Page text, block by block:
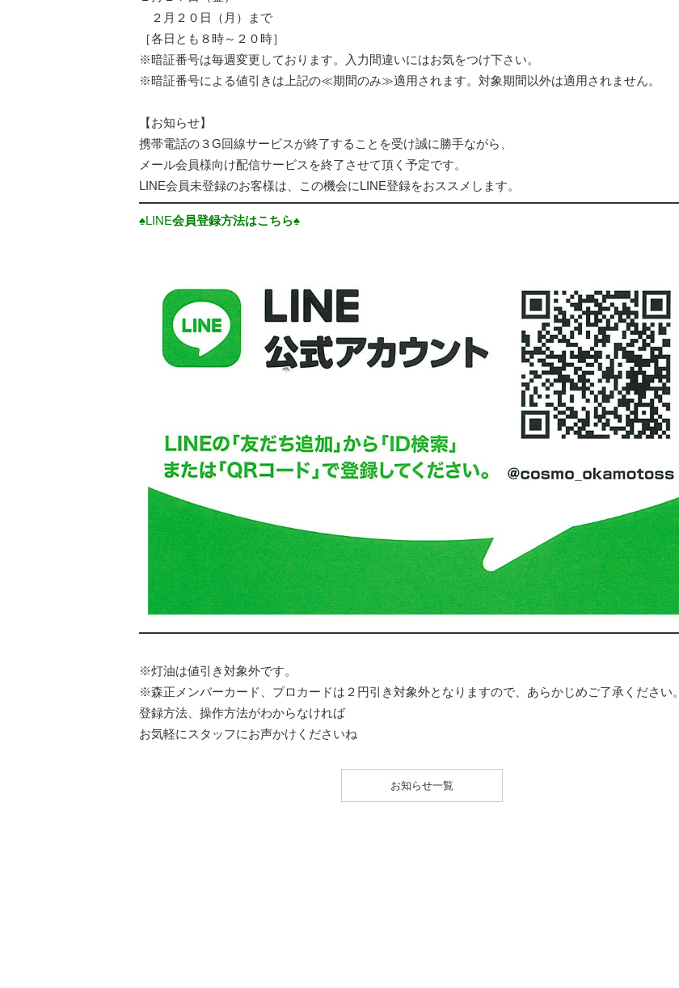
２月２０日（月）まで
［各日とも８時～２０時］
※暗証番号は毎週変更しております。入力間違いにはお気をつけ下さい。
※暗証番号による値引きは上記の≪期間のみ≫適用されます。対象期間以外は適用されません。
【お知らせ】
携帯電話の３G回線サービスが終了することを受け誠に勝手ながら、
メール会員様向け配信サービスを終了させて頂く予定です。
LINE会員未登録のお客様は、この機会にLINE登録をおススメします。
♠LINE会員登録方法はこちら♠
※灯油は値引き対象外です。
※森正メンバーカード、プロカードは２円引き対象外となりますので、あらかじめご了承ください。
登録方法、操作方法がわからなければ
お気軽にスタッフにお声かけくださいね
お知らせ一覧